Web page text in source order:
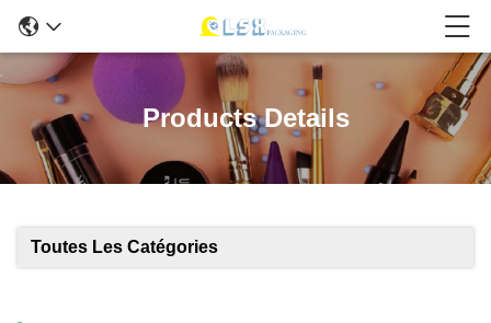
Products Details
Toutes Les Catégories